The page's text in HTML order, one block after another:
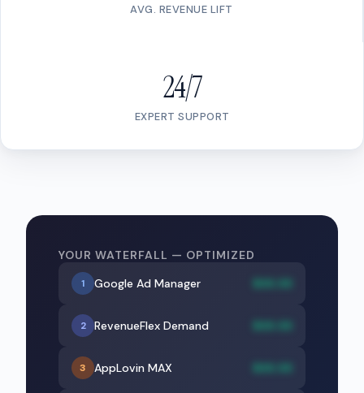
AVG. REVENUE LIFT
24/7
EXPERT SUPPORT
YOUR WATERFALL — OPTIMIZED
1 Google Ad Manager
2 RevenueFlex Demand
3 AppLovin MAX